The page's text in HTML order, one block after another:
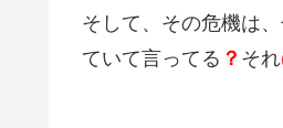
そして、その危機は
ていて言ってる ？ それ